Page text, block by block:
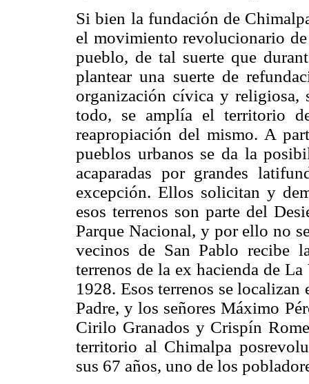
Si bien la fundación de
el movimiento revolucionario
pueblo, de tal suerte que
plantear una suerte de
organización cívica y religiosa,
todo, se amplía el territorio
reapropiación del mismo. A
pueblos urbanos se da la
acaparadas por grandes
excepción. Ellos solicitan y
esos terrenos son parte del
Parque Nacional, y por ello no
vecinos de San Pablo recibe
terrenos de la ex hacienda de
1928. Esos terrenos se
Padre, y los señores Máximo
Cirilo Granados y Crispín
territorio al Chimalpa
sus 67 años, uno de los